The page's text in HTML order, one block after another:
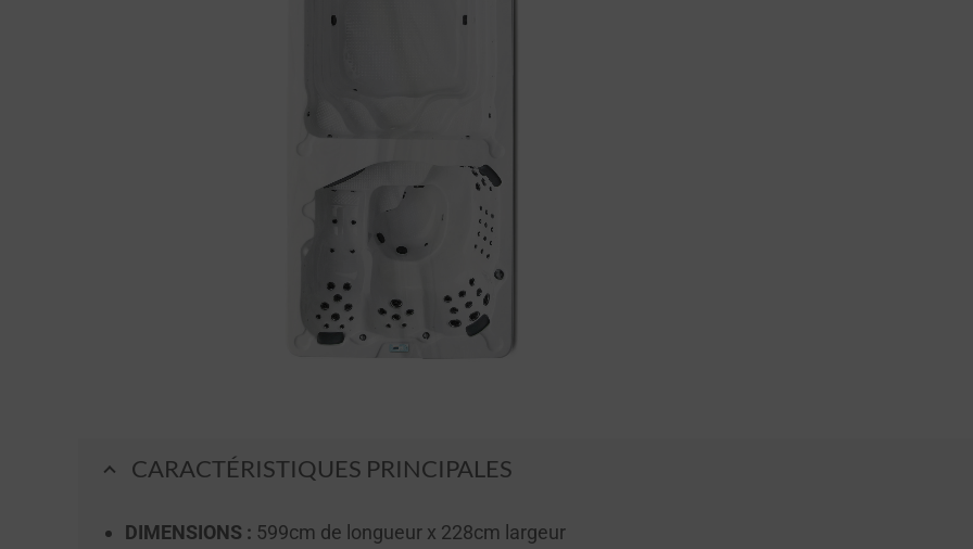
CARACTÉRISTIQUES PRINCIPALES
DIMENSIONS : 599cm de longueur x 228cm largeur